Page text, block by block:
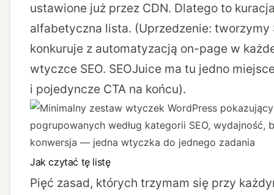
ustawione już przez CDN. Dlatego to
alfabetyczna lista. (Uprzedzenie: tworzymy
konkuruje z automatyzacją on-page w
wtyczce SEO. SEOJuice ma tu jedno
i pojedyncze CTA na końcu).
Jak czytać tę listę
Pięć zasad, których trzymam się przy